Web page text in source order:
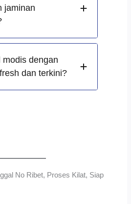
jaminan
modis dengan
dan terkini?
No Ribet, Proses Kilat, Siap